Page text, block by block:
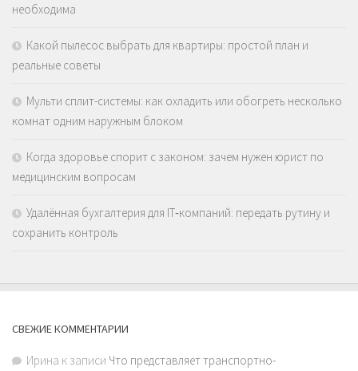
необходима
Какой пылесос выбрать для квартиры: простой план и
реальные советы
Мульти сплит-системы: как охладить или обогреть несколько
комнат одним наружным блоком
Когда здоровье спорит с законом: зачем нужен юрист по
медицинским вопросам
Удалённая бухгалтерия для IT‑компаний: передать рутину и
сохранить контроль
СВЕЖИЕ КОММЕНТАРИИ
Ирина к записи Что представляет транспортно-